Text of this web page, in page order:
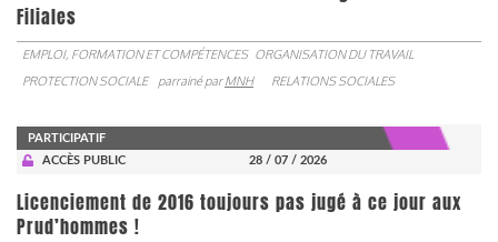
Filiales
EMPLOI, FORMATION ET COMPÉTENCES ORGANISATION DU TRAVAIL
PROTECTION SOCIALE
parrainé parMNH RELATIONS SOCIALES
PARTICIPATIF
ACCÈS PUBLIC
28 / 07 / 2026
Licenciement de 2016 toujours pas jugé à ce jour aux
Prud’hommes !